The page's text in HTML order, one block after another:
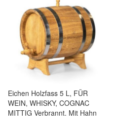
Eichen Holzfass 5 L, FÜR
WEIN, WHISKY, COGNAC
MITTIG Verbrannt. Mit Hahn